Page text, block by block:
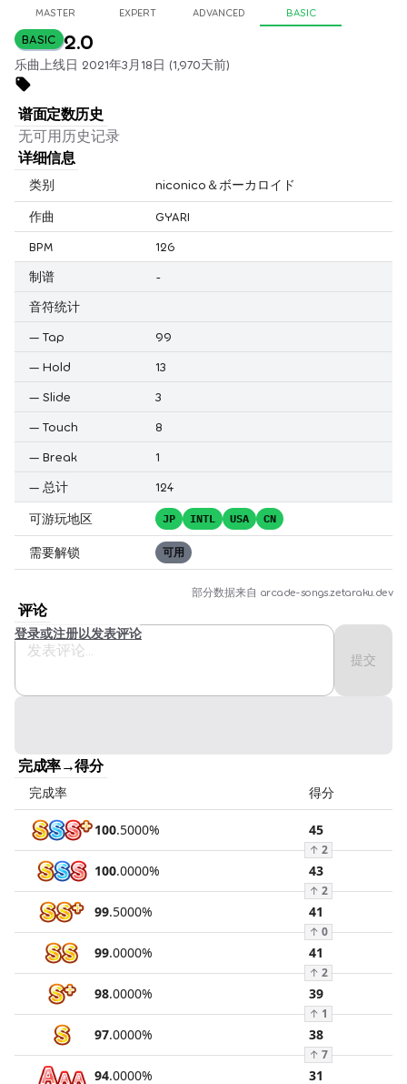
MASTER EXPERT ADVANCED BASIC
BASIC 2.0
乐曲上线日 2021年3月18日 (1,970天前)
谱面定数历史
无可用历史记录
详细信息
类别 niconico＆ボーカロイド
作曲
GYARI
BPM
126
制谱
-
音符统计
— Tap
99
— Hold
13
— Slide
3
— Touch
8
— Break
1
— 总计 124
可游玩地区 JP INTL USA CN
需要解锁 可用
部分数据来自 arcade-songs.zetaraku.dev
评论
提交
登录或注册以发表评论
完成率→得分
完成率 得分
100.5000% 45
↑ 2
100.0000% 43
↑ 2
99.5000% 41
↑ 0
99.0000% 41
↑ 2
98.0000% 39
↑ 1
97.0000% 38
↑ 7
94.0000% 31